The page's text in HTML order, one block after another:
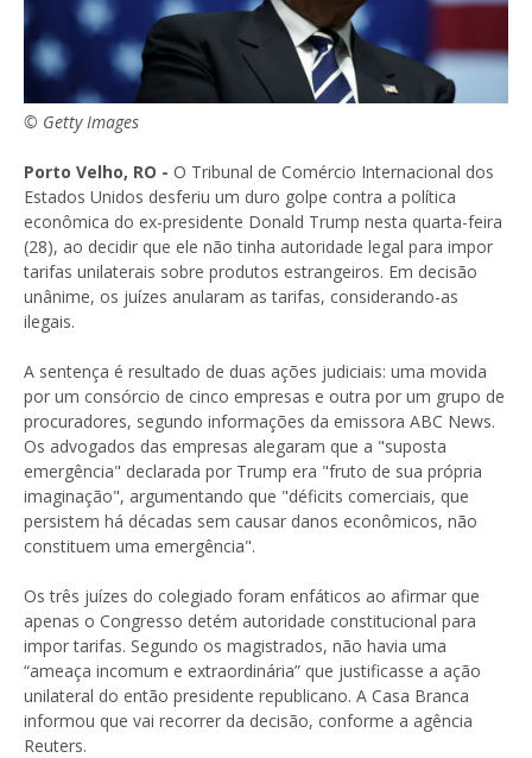
© Getty Images
Porto Velho, RO - O Tribunal de Comércio Internacional dos
Estados Unidos desferiu um duro golpe contra a política
econômica do ex-presidente Donald Trump nesta quarta-feira
(28), ao decidir que ele não tinha autoridade legal para impor
tarifas unilaterais sobre produtos estrangeiros. Em decisão
unânime, os juízes anularam as tarifas, considerando-as
ilegais.
A sentença é resultado de duas ações judiciais: uma movida
por um consórcio de cinco empresas e outra por um grupo de
procuradores, segundo informações da emissora ABC News.
Os advogados das empresas alegaram que a "suposta
emergência" declarada por Trump era "fruto de sua própria
imaginação", argumentando que "déficits comerciais, que
persistem há décadas sem causar danos econômicos, não
constituem uma emergência".
Os três juízes do colegiado foram enfáticos ao afirmar que
apenas o Congresso detém autoridade constitucional para
impor tarifas. Segundo os magistrados, não havia uma
“ameaça incomum e extraordinária” que justificasse a ação
unilateral do então presidente republicano. A Casa Branca
informou que vai recorrer da decisão, conforme a agência
Reuters.